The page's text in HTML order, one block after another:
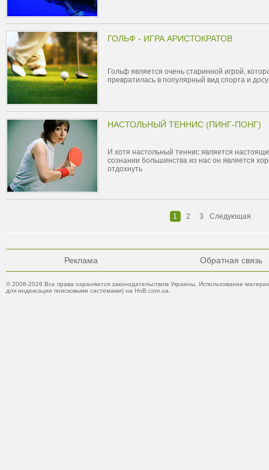
ГОЛЬФ - ИГРА АРИСТОКРАТОВ
Гольф является очень старинной игрой,
превратилась в популярный вид спорта и
НАСТОЛЬНЫЙ ТЕННИС (ПИНГ-ПОНГ)
И хотя настольный теннис является
сознании большинства из нас он является
отдохнуть
1 2 3 Следующая
Реклама Обратная связь
© 2008-2026 Все права охраняются законодательством Украины. Использование
для индексации поисковыми системами) на HnB.com.ua.